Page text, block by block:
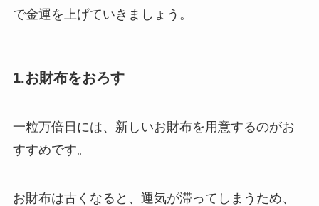
で金運を上げていきましょう。
1.お財布をおろす
一粒万倍日には、新しいお財布を用意するのがお
すすめです。
お財布は古くなると、運気が滞ってしまうため、